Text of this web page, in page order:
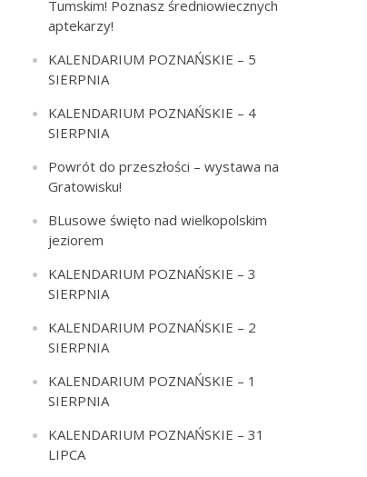
Tumskim! Poznasz średniowiecznych
aptekarzy!
KALENDARIUM POZNAŃSKIE – 5
SIERPNIA
KALENDARIUM POZNAŃSKIE – 4
SIERPNIA
Powrót do przeszłości – wystawa na
Gratowisku!
BLusowe święto nad wielkopolskim
jeziorem
KALENDARIUM POZNAŃSKIE – 3
SIERPNIA
KALENDARIUM POZNAŃSKIE – 2
SIERPNIA
KALENDARIUM POZNAŃSKIE – 1
SIERPNIA
KALENDARIUM POZNAŃSKIE – 31
LIPCA